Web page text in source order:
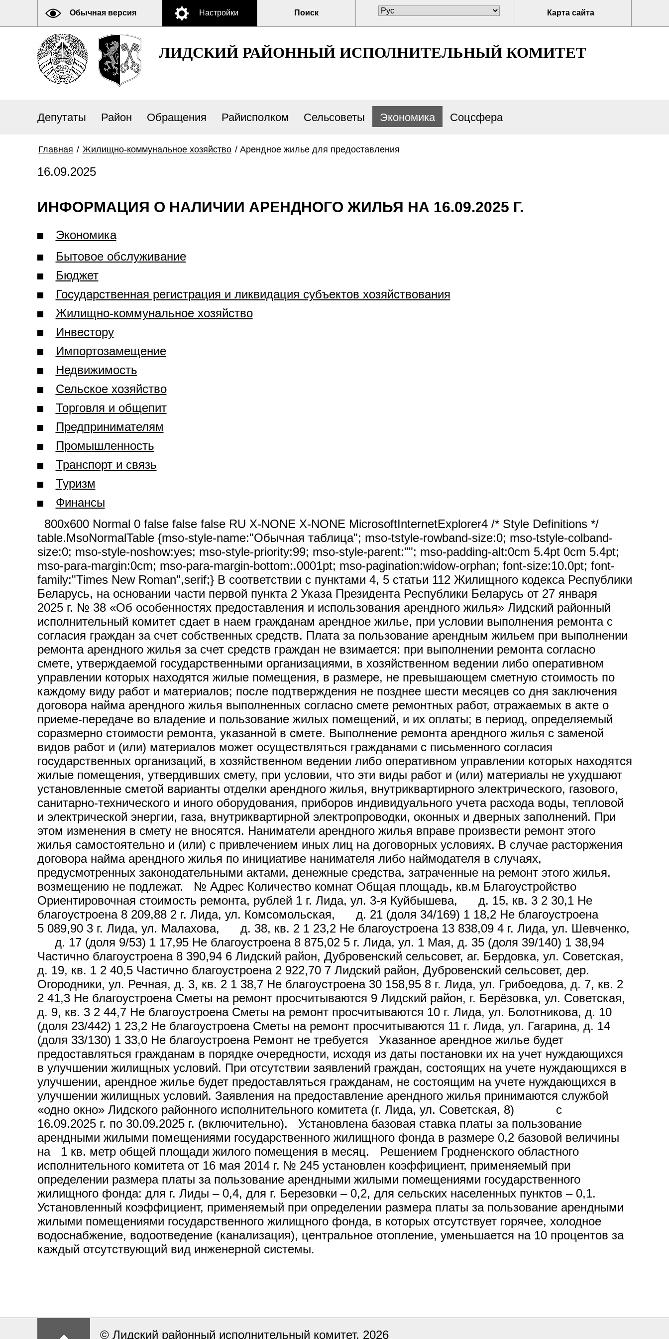
Обычная версия Настройки Поиск Карта сайта
ЛИДСКИЙ РАЙОННЫЙ ИСПОЛНИТЕЛЬНЫЙ КОМИТЕТ
Депутаты Район Обращения Райисполком Сельсоветы Экономика Соцсфера
Главная / Жилищно-коммунальное хозяйство / Арендное жилье для предоставления
16.09.2025
ИНФОРМАЦИЯ О НАЛИЧИИ АРЕНДНОГО ЖИЛЬЯ НА 16.09.2025 Г.
Экономика
Бытовое обслуживание
Бюджет
Государственная регистрация и ликвидация субъектов хозяйствования
Жилищно-коммунальное хозяйство
Инвестору
Импортозамещение
Недвижимость
Сельское хозяйство
Торговля и общепит
Предпринимателям
Промышленность
Транспорт и связь
Туризм
Финансы
800x600 Normal 0 false false false RU X-NONE X-NONE MicrosoftInternetExplorer4 /* Style Definitions */
table.MsoNormalTable {mso-style-name:"Обычная таблица"; mso-tstyle-rowband-size:0; mso-tstyle-colband-
size:0; mso-style-noshow:yes; mso-style-priority:99; mso-style-parent:""; mso-padding-alt:0cm 5.4pt 0cm 5.4pt;
mso-para-margin:0cm; mso-para-margin-bottom:.0001pt; mso-pagination:widow-orphan; font-size:10.0pt; font-
family:"Times New Roman",serif;} В соответствии с пунктами 4, 5 статьи 112 Жилищного кодекса Республики
Беларусь, на основании части первой пункта 2 Указа Президента Республики Беларусь от 27 января
2025 г. № 38 «Об особенностях предоставления и использования арендного жилья» Лидский районный
исполнительный комитет сдает в наем гражданам арендное жилье, при условии выполнения ремонта с
согласия граждан за счет собственных средств. Плата за пользование арендным жильем при выполнении
ремонта арендного жилья за счет средств граждан не взимается: при выполнении ремонта согласно
смете, утверждаемой государственными организациями, в хозяйственном ведении либо оперативном
управлении которых находятся жилые помещения, в размере, не превышающем сметную стоимость по
каждому виду работ и материалов; после подтверждения не позднее шести месяцев со дня заключения
договора найма арендного жилья выполненных согласно смете ремонтных работ, отражаемых в акте о
приеме-передаче во владение и пользование жилых помещений, и их оплаты; в период, определяемый
соразмерно стоимости ремонта, указанной в смете. Выполнение ремонта арендного жилья с заменой
видов работ и (или) материалов может осуществляться гражданами с письменного согласия
государственных организаций, в хозяйственном ведении либо оперативном управлении которых находятся
жилые помещения, утвердивших смету, при условии, что эти виды работ и (или) материалы не ухудшают
установленные сметой варианты отделки арендного жилья, внутриквартирного электрического, газового,
санитарно-технического и иного оборудования, приборов индивидуального учета расхода воды, тепловой
и электрической энергии, газа, внутриквартирной электропроводки, оконных и дверных заполнений. При
этом изменения в смету не вносятся. Наниматели арендного жилья вправе произвести ремонт этого
жилья самостоятельно и (или) с привлечением иных лиц на договорных условиях. В случае расторжения
договора найма арендного жилья по инициативе нанимателя либо наймодателя в случаях,
предусмотренных законодательными актами, денежные средства, затраченные на ремонт этого жилья,
возмещению не подлежат. № Адрес Количество комнат Общая площадь, кв.м Благоустройство
Ориентировочная стоимость ремонта, рублей 1 г. Лида, ул. 3-я Куйбышева, д. 15, кв. 3 2 30,1 Не
благоустроена 8 209,88 2 г. Лида, ул. Комсомольская, д. 21 (доля 34/169) 1 18,2 Не благоустроена
5 089,90 3 г. Лида, ул. Малахова, д. 38, кв. 2 1 23,2 Не благоустроена 13 838,09 4 г. Лида, ул. Шевченко,
д. 17 (доля 9/53) 1 17,95 Не благоустроена 8 875,02 5 г. Лида, ул. 1 Мая, д. 35 (доля 39/140) 1 38,94
Частично благоустроена 8 390,94 6 Лидский район, Дубровенский сельсовет, аг. Бердовка, ул. Советская,
д. 19, кв. 1 2 40,5 Частично благоустроена 2 922,70 7 Лидский район, Дубровенский сельсовет, дер.
Огородники, ул. Речная, д. 3, кв. 2 1 38,7 Не благоустроена 30 158,95 8 г. Лида, ул. Грибоедова, д. 7, кв. 2
2 41,3 Не благоустроена Сметы на ремонт просчитываются 9 Лидский район, г. Берёзовка, ул. Советская,
д. 9, кв. 3 2 44,7 Не благоустроена Сметы на ремонт просчитываются 10 г. Лида, ул. Болотникова, д. 10
(доля 23/442) 1 23,2 Не благоустроена Сметы на ремонт просчитываются 11 г. Лида, ул. Гагарина, д. 14
(доля 33/130) 1 33,0 Не благоустроена Ремонт не требуется Указанное арендное жилье будет
предоставляться гражданам в порядке очередности, исходя из даты постановки их на учет нуждающихся
в улучшении жилищных условий. При отсутствии заявлений граждан, состоящих на учете нуждающихся в
улучшении, арендное жилье будет предоставляться гражданам, не состоящим на учете нуждающихся в
улучшении жилищных условий. Заявления на предоставление арендного жилья принимаются службой
«одно окно» Лидского районного исполнительного комитета (г. Лида, ул. Советская, 8) с
16.09.2025 г. по 30.09.2025 г. (включительно). Установлена базовая ставка платы за пользование
арендными жилыми помещениями государственного жилищного фонда в размере 0,2 базовой величины
на 1 кв. метр общей площади жилого помещения в месяц. Решением Гродненского областного
исполнительного комитета от 16 мая 2014 г. № 245 установлен коэффициент, применяемый при
определении размера платы за пользование арендными жилыми помещениями государственного
жилищного фонда: для г. Лиды – 0,4, для г. Березовки – 0,2, для сельских населенных пунктов – 0,1.
Установленный коэффициент, применяемый при определении размера платы за пользование арендными
жилыми помещениями государственного жилищного фонда, в которых отсутствует горячее, холодное
водоснабжение, водоотведение (канализация), центральное отопление, уменьшается на 10 процентов за
каждый отсутствующий вид инженерной системы.
© Лидский районный исполнительный комитет, 2026